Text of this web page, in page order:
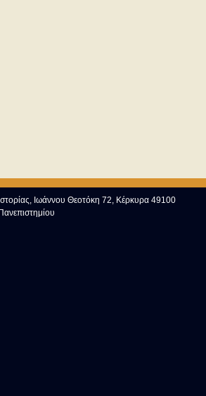
Ιωάννου Θεοτόκη 72, Κέρκυρα 49100